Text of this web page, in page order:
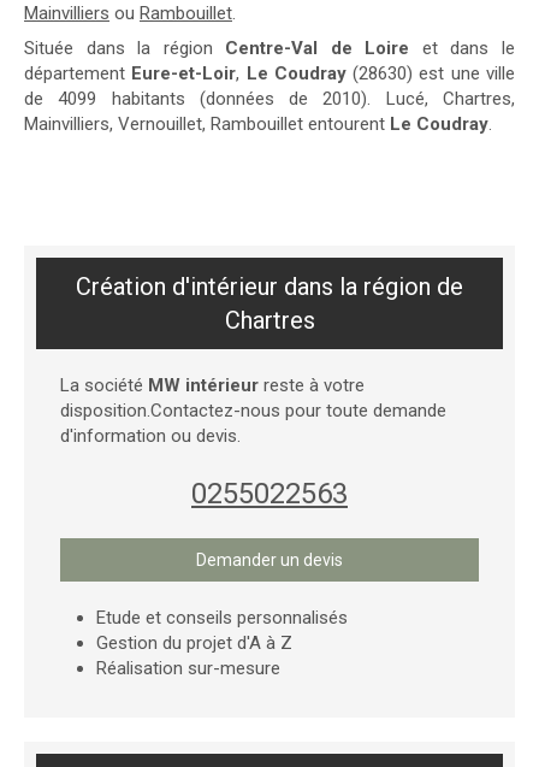
Mainvilliers ou Rambouillet.
Située dans la région Centre-Val de Loire et dans le
département Eure-et-Loir, Le Coudray(28630) est une ville
de 4099 habitants (données de 2010). Lucé, Chartres,
Mainvilliers, Vernouillet, Rambouillet entourent Le Coudray.
Création d'intérieur dans la région de
Chartres
La société MW intérieur reste à votre
disposition.Contactez-nous pour toute demande
d'information ou devis.
0255022563
Demander un devis
Etude et conseils personnalisés
Gestion du projet d'A à Z
Réalisation sur-mesure